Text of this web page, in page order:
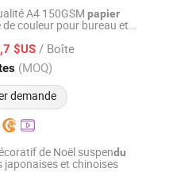
A4 150GSM papier
de couleur pour bureau et
$US / Boîte
(MOQ)
demande
Trade Co., Ltd.
2021
de Noël suspendu
japonaises et chinoises